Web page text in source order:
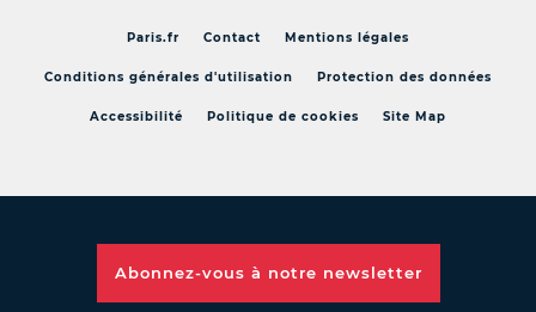
Paris.fr Contact Mentions légales
Conditions générales d'utilisation Protection des données
Accessibilité Politique de cookies Site Map
Abonnez-vous à notre newsletter